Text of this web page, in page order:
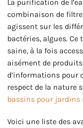
La purification de
combinaison de
agissent sur les
bactéries, algues.
saine, à la fois
aisément de
d’informations pour
respect de la nature
bassins pour jardins
Voici une liste des